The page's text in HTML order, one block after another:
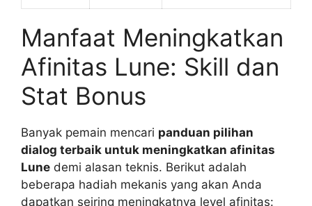
Manfaat Meningkatkan
Afinitas Lune: Skill dan
Stat Bonus
Banyak pemain mencari panduan pilihan
dialog terbaik untuk meningkatkan afinitas
Lune demi alasan teknis. Berikut adalah
beberapa hadiah mekanis yang akan Anda
dapatkan seiring meningkatnya level afinitas: